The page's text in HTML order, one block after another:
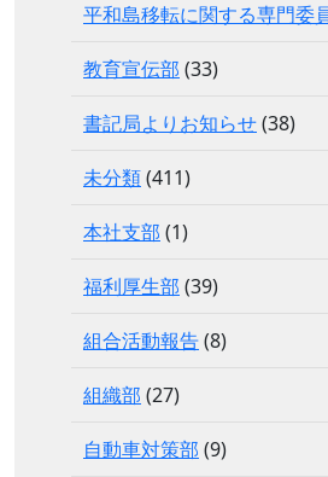
平和島移転に関する専門委
教育宣伝部 (33)
書記局よりお知らせ(38)
未分類(411)
本社支部 (1)
福利厚生部 (39)
組合活動報告(8)
組織部 (27)
自動車対策部 (9)